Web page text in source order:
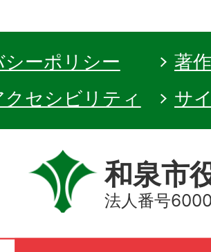
ーポリシー
著
セシビリティ
サ
和泉市
法人番号